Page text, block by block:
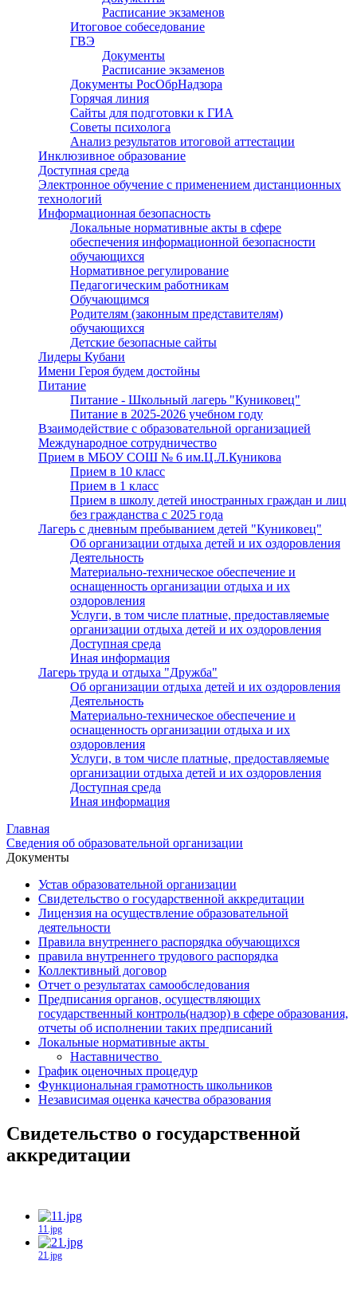
Расписание экзаменов
Итоговое собеседование
ГВЭ
Документы
Расписание экзаменов
Документы РосОбрНадзора
Горячая линия
Сайты для подготовки к ГИА
Советы психолога
Анализ результатов итоговой аттестации
Инклюзивное образование
Доступная среда
Электронное обучение с применением дистанционных
технологий
Информационная безопасность
Локальные нормативные акты в сфере
обеспечения информационной безопасности
обучающихся
Нормативное регулирование
Педагогическим работникам
Обучающимся
Родителям (законным представителям)
обучающихся
Детские безопасные сайты
Лидеры Кубани
Имени Героя будем достойны
Питание
Питание - Школьный лагерь "Куниковец"
Питание в 2025-2026 учебном году
Взаимодействие с образовательной организацией
Международное сотрудничество
Прием в МБОУ СОШ № 6 им.Ц.Л.Куникова
Прием в 10 класс
Прием в 1 класс
Прием в школу детей иностранных граждан и лиц
без гражданства с 2025 года
Лагерь с дневным пребыванием детей "Куниковец"
Об организации отдыха детей и их оздоровления
Деятельность
Материально-техническое обеспечение и
оснащенность организации отдыха и их
оздоровления
Услуги, в том числе платные, предоставляемые
организации отдыха детей и их оздоровления
Доступная среда
Иная информация
Лагерь труда и отдыха "Дружба"
Об организации отдыха детей и их оздоровления
Деятельность
Материально-техническое обеспечение и
оснащенность организации отдыха и их
оздоровления
Услуги, в том числе платные, предоставляемые
организации отдыха детей и их оздоровления
Доступная среда
Иная информация
Главная
Сведения об образовательной организации
Документы
Устав образовательной организации
Свидетельство о государственной аккредитации
Лицензия на осуществление образовательной
деятельности
Правила внутреннего распорядка обучающихся
правила внутреннего трудового распорядка
Коллективный договор
Отчет о результатах самообследования
Предписания органов, осуществляющих
государственный контроль(надзор) в сфере образования,
отчеты об исполнении таких предписаний
Локальные нормативные акты
Наставничество
График оценочных процедур
Функциональная грамотность школьников
Независимая оценка качества образования
Свидетельство о государственной
аккредитации
11.jpg
21.jpg